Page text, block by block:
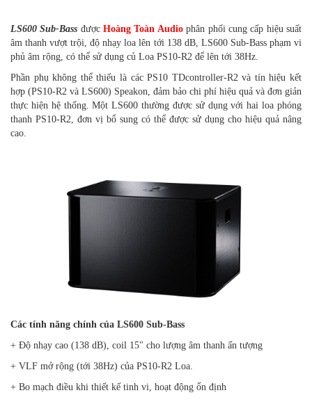
LS600 Sub-Bass đượcHoàng Toàn Audiophân phối cung cấp hiệu suất
âm thanh vượt trội, độ nhạy loa lên tới 138 dB, LS600 Sub-Bass phạm vi
phủ âm rộng, có thể sử dụng củ Loa PS10-R2 để lên tới 38Hz.
Phần phụ không thể thiếu là các PS10 TDcontroller-R2 và tín hiệu kết
hợp (PS10-R2 và LS600) Speakon, đảm bảo chi phí hiệu quả và đơn giản
thực hiện hệ thống. Một LS600 thường được sử dụng với hai loa phóng
thanh PS10-R2, đơn vị bổ sung có thể được sử dụng cho hiệu quả nâng
cao.
Các tính năng chính của LS600 Sub-Bass
+ Độ nhạy cao (138 dB), coil 15" cho lượng âm thanh ấn tượng
+ VLF mở rộng (tới 38Hz) của PS10-R2 Loa.
+ Bo mạch điều khi thiết kế tinh vi, hoạt động ổn định